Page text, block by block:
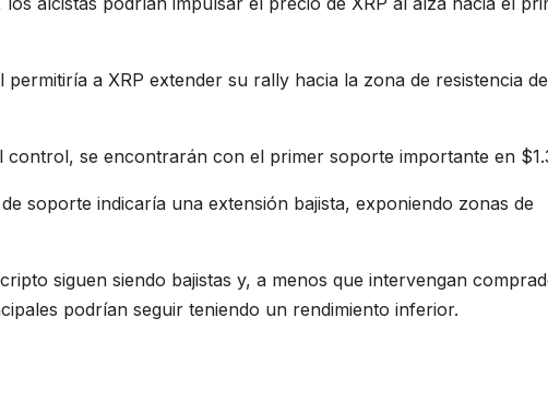
a XRP extender su rally hacia la zona de resistencia de
control, se encontrarán con el primer soporte importante en
soporte indicaría una extensión bajista, exponiendo zonas de
siguen siendo bajistas y, a menos que intervengan
podrían seguir teniendo un rendimiento inferior.